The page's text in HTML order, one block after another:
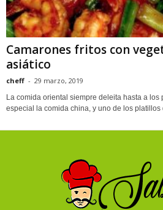
Camarones fritos con
asiático
cheff - 29 marzo, 2019
La comida oriental siempre deleita hasta a los
especial la comida china, y uno de los platillos